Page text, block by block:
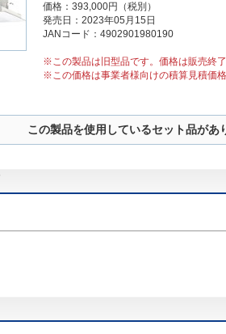
価格：393,000円（税別）
発売日：2023年05月15日
JANコード：4902901980190
※この製品は旧型品です。価格は販売終
※この価格は事業者様向けの積算見積価
この製品を使用しているセット品があ